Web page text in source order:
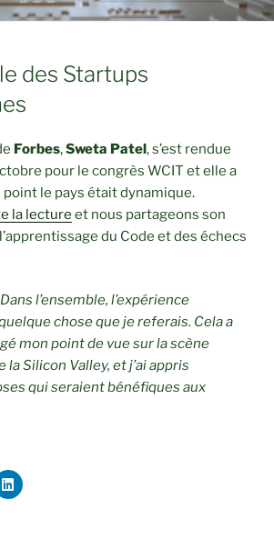
des Startups
Forbes,Sweta Patel, s’est rendue
pour le congrès WCIT et elle a
le pays était dynamique.
la lecture et nous partageons son
du Code et des échecs
Dans l’ensemble, l’expérience
chose que je referais. Cela a
mon point de vue sur la scène
Silicon Valley, et j’ai appris
qui seraient bénéfiques aux